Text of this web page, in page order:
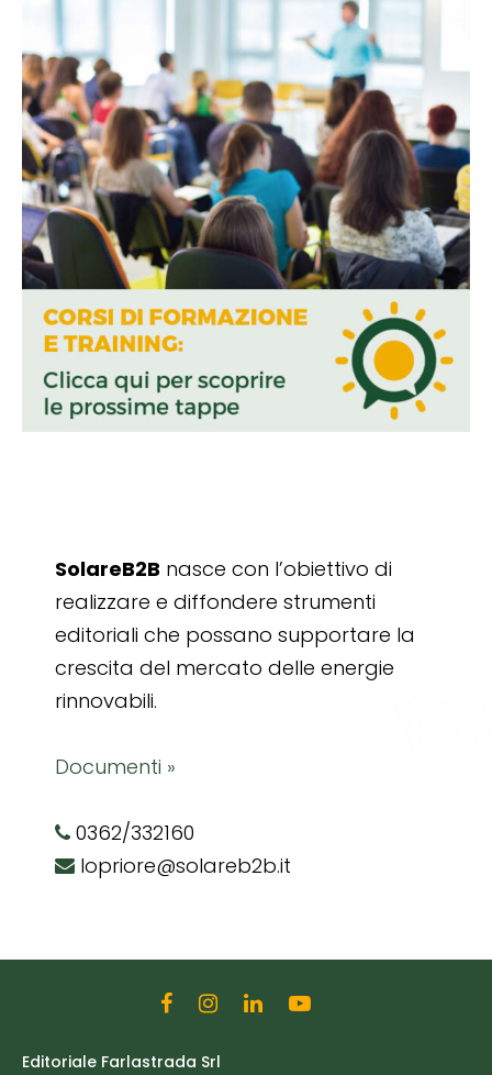
SolareB2B nasce con l’obiettivo di
realizzare e diffondere strumenti
editoriali che possano supportare la
crescita del mercato delle energie
rinnovabili.
Documenti »
0362/332160
lopriore@solareb2b.it
Editoriale Farlastrada Srl